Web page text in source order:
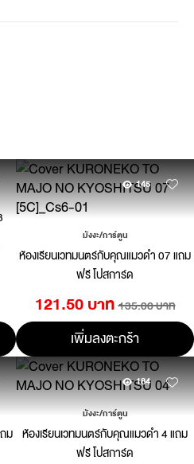
145
มังงะ/การ์ตูน
ห้องเรียนเวทมนตร์กับคุณแมวดำ 07 แถม
ฟรี โปสการ์ด
121.50 บาท 135.00 บาท
เพิ่มลงตะกร้า
ม
184
มังงะ/การ์ตูน
ห้องเรียนเวทมนตร์กับคุณแมวดำ 4 แถม
ฟรี โปสการ์ด